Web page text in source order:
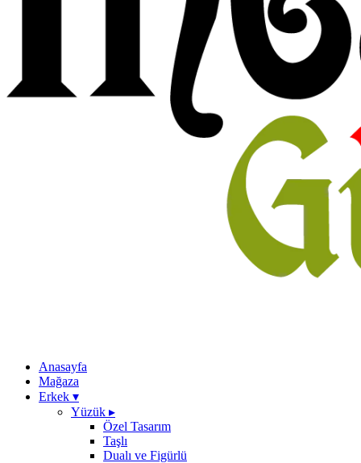
Anasayfa
Mağaza
Erkek ▾
Yüzük ▸
Özel Tasarım
Taşlı
Dualı ve Figürlü